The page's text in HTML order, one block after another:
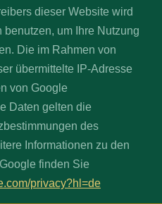
dieser Website wird
um Ihre Nutzung
Die im Rahmen von
übermittelte IP-Adresse
von Google
Daten gelten die
des
Informationen zu den
finden Sie
privacy?hl=de